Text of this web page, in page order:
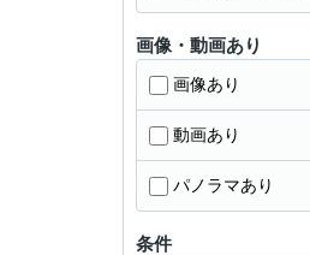
画像・動画あり
画像あり
動画あり
パノラマあり
条件